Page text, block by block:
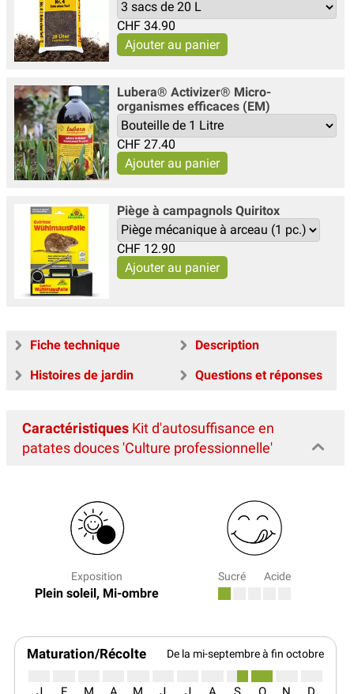
CHF 34.90
Lubera® Activizer® Micro-
organismes efficaces (EM)
CHF 27.40
Piège à campagnols Quiritox
CHF 12.90
Fiche technique
Description
Histoires de jardin
Questions et réponses
Caractéristiques Kit d'autosuffisance en
patates douces 'Culture professionnelle'
Exposition
Plein soleil, Mi-ombre
Sucré Acide
Maturation/Récolte De la mi-septembre à fin octobre